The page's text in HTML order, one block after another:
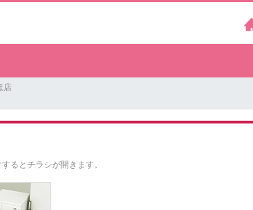
店
るとチラシが開きます。